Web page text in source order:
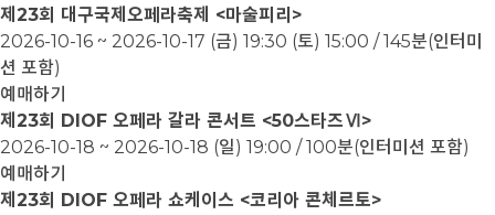
제23회 대구국제오페라축제 <마술피리>
2026-10-16 ~ 2026-10-17 (금) 19:30 (토) 15:00 / 145분(인터미
션 포함)
예매하기
제23회 DIOF 오페라 갈라 콘서트 <50스타즈Ⅵ>
2026-10-18 ~ 2026-10-18 (일) 19:00 / 100분(인터미션 포함)
예매하기
제23회 DIOF 오페라 쇼케이스 <코리아 콘체르토>